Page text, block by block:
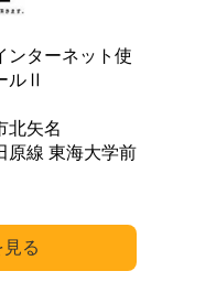
ンターネット使
ルⅡ
北矢名
原線 東海大学前